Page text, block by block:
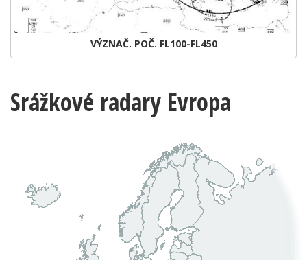
VÝZNAČ. POČ. FL100-FL450
Srážkové radary Evropa